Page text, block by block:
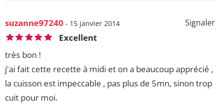
Signaler
suzanne97240 - 15 janvier 2014
Excellent
très bon !
j'ai fait cette recette à midi et on a beaucoup apprécié ,
la cuisson est impeccable , pas plus de 5mn, sinon trop
cuit pour moi.